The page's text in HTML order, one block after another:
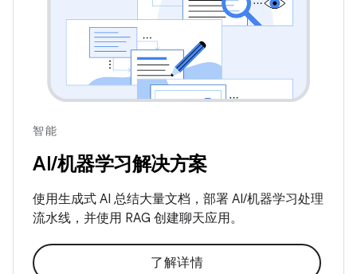
智能
AI/机器学习解决方案
使用生成式 AI 总结大量文档，部署 AI/机器学习处理
流水线，并使用 RAG 创建聊天应用。
了解详情